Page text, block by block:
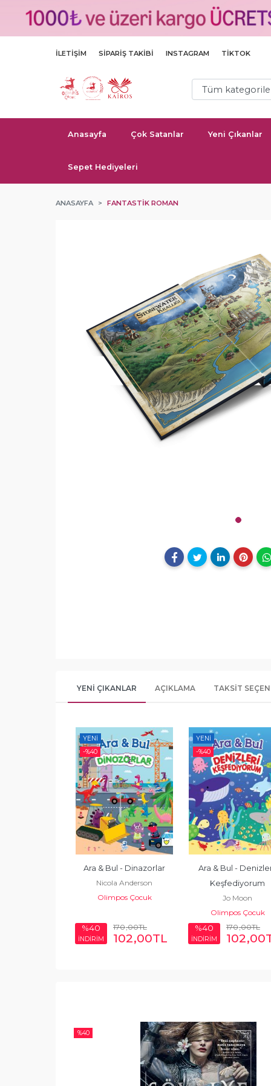
İLETIŞIM SIPARIŞ TAKIBI INSTAGRAM TIKTOK
Anasayfa Çok Satanlar Yeni Çıkanlar
Sepet Hediyeleri
ANASAYFA FANTASTIK ROMAN
YENI ÇIKANLAR AÇIKLAMA TAKSIT
YENI
-%40
Ara & Bul - Dinazorlar
Nicola Anderson
Olimpos Çocuk
%40
İNDİRİM
170,00TL
102,00TL
YENI
-%40
Ara & Bul -
Keşfediyorum
Jo Moon
Olimpos Çocuk
%40
İNDİRİM
170,00TL
102,00
%40